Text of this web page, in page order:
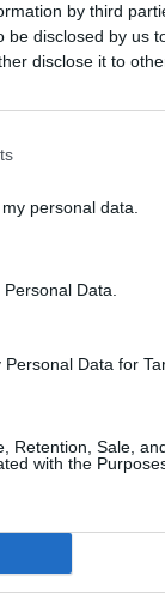
by third
be disclosed by us
disclose it to
personal data.
Data.
Data for
Retention, Sale,
with the